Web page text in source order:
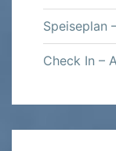
Speiseplan
Check In –